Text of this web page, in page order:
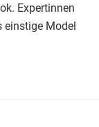
Expertinnen
einstige Model